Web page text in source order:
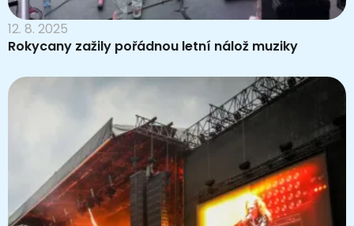
12. 8. 2025
Rokycany zažily pořádnou letní nálož muziky